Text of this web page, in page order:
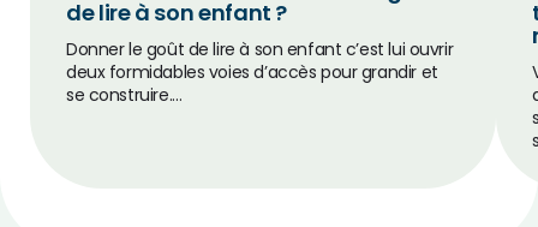
de lire à son enfant ?
Donner le goût de lire à son enfant c’est lui ouvrir
deux formidables voies d’accès pour grandir et
se construire.…